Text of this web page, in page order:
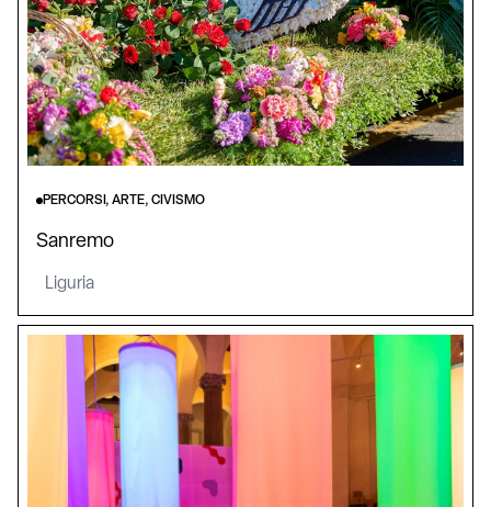
PERCORSI, ARTE, CIVISMO
Sanremo
Liguria